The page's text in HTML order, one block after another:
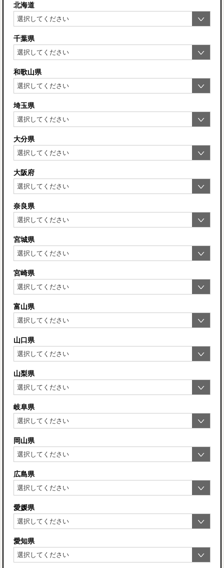
北海道
千葉県
和歌山県
埼玉県
大分県
大阪府
奈良県
宮城県
宮崎県
富山県
山口県
山梨県
岐阜県
岡山県
広島県
愛媛県
愛知県